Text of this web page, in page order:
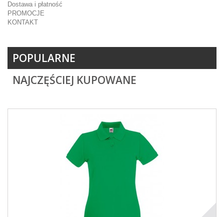
Dostawa i płatność
PROMOCJE
KONTAKT
POPULARNE
NAJCZĘŚCIEJ KUPOWANE